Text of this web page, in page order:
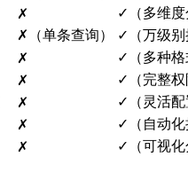
✗
✓（多维度
✗（单条查询）
✓（万级别
✗
✓（多种格
✗
✓（完整权
✗
✓（灵活配
✗
✓（自动化
✗ ✓（可视化